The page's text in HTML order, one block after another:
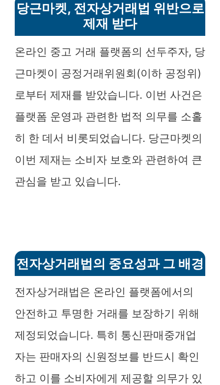
당근마켓, 전자상거래법 위반으로
제재 받다
온라인 중고 거래 플랫폼의 선두주자, 당
근마켓이 공정거래위원회(이하 공정위)
로부터 제재를 받았습니다. 이번 사건은
플랫폼 운영과 관련한 법적 의무를 소홀
히 한 데서 비롯되었습니다. 당근마켓의
이번 제재는 소비자 보호와 관련하여 큰
관심을 받고 있습니다.
전자상거래법의 중요성과 그 배경
전자상거래법은 온라인 플랫폼에서의
안전하고 투명한 거래를 보장하기 위해
제정되었습니다. 특히 통신판매중개업
자는 판매자의 신원정보를 반드시 확인
하고 이를 소비자에게 제공할 의무가 있